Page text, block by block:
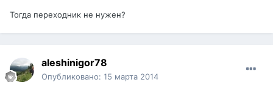
Тогда переходник не нужен?
aleshinigor78
Опубликовано: 15 марта 2014